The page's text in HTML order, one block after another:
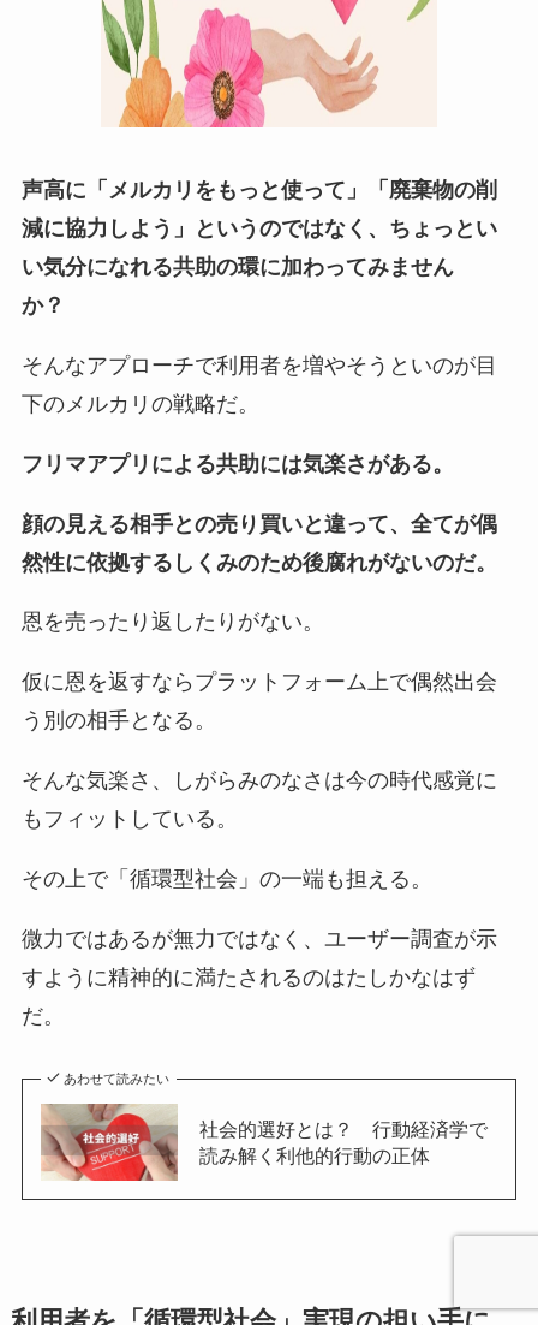
声高に「メルカリをもっと使って」「廃棄物の削
減に協力しよう」というのではなく、ちょっとい
い気分になれる共助の環に加わってみません
か？
そんなアプローチで利用者を増やそうといのが目
下のメルカリの戦略だ。
フリマアプリによる共助には気楽さがある。
顔の見える相手との売り買いと違って、全てが偶
然性に依拠するしくみのため後腐れがないのだ。
恩を売ったり返したりがない。
仮に恩を返すならプラットフォーム上で偶然出会
う別の相手となる。
そんな気楽さ、しがらみのなさは今の時代感覚に
もフィットしている。
その上で「循環型社会」の一端も担える。
微力ではあるが無力ではなく、ユーザー調査が示
すように精神的に満たされるのはたしかなはず
だ。
あわせて読みたい
社会的選好とは？ 行動経済学で
読み解く利他的行動の正体